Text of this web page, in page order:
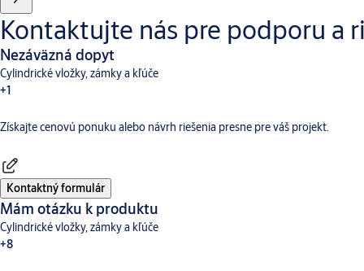
Kontaktujte nás pre podporu a
Nezáväzná dopyt
Cylindrické vložky, zámky a kľúče
+1
Získajte cenovú ponuku alebo návrh riešenia presne pre váš projekt.
Kontaktný formulár
Mám otázku k produktu
Cylindrické vložky, zámky a kľúče
+8